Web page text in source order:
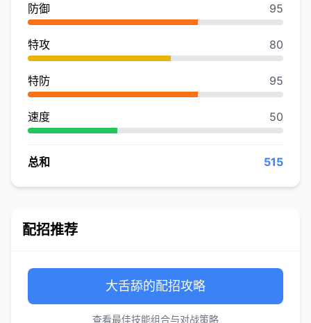
防御 95
特攻 80
特防 95
速度 50
总和 515
配招推荐
大舌舔的配招攻略
查看最佳技能组合与对战策略